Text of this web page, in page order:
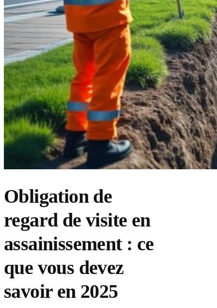
Obligation de
regard de visite en
assainissement : ce
que vous devez
savoir en 2025